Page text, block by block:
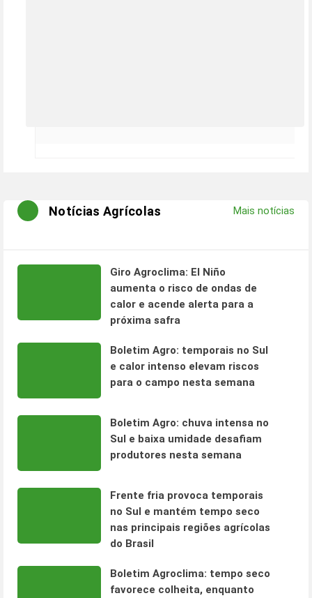
Notícias Agrícolas Mais notícias
Giro Agroclima: El Niño
aumenta o risco de ondas de
calor e acende alerta para a
próxima safra
Boletim Agro: temporais no Sul
e calor intenso elevam riscos
para o campo nesta semana
Boletim Agro: chuva intensa no
Sul e baixa umidade desafiam
produtores nesta semana
Frente fria provoca temporais
no Sul e mantém tempo seco
nas principais regiões agrícolas
do Brasil
Boletim Agroclima: tempo seco
favorece colheita, enquanto